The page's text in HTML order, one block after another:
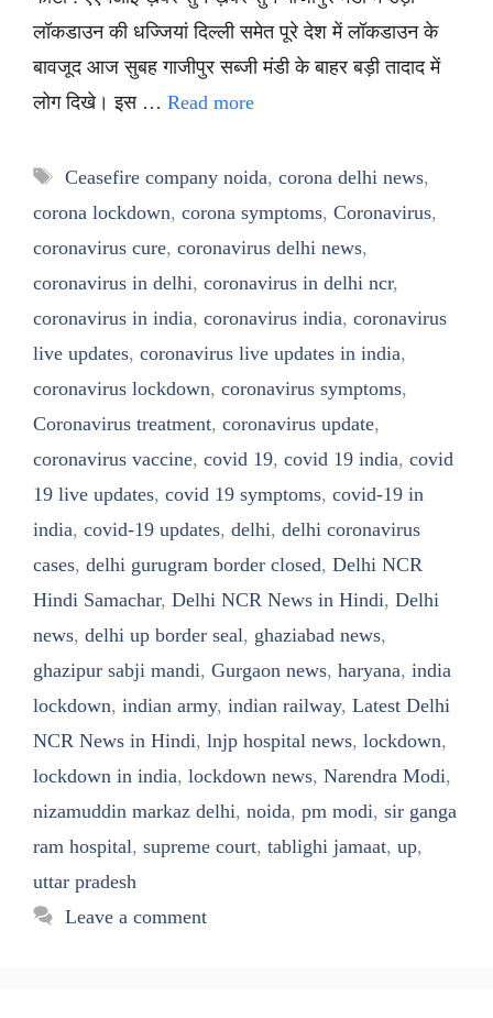
लॉकडाउन की धज्जियां दिल्ली समेत पूरे देश में लॉकडाउन के
बावजूद आज सुबह गाजीपुर सब्जी मंडी के बाहर बड़ी तादाद में
लोग दिखे। इस … Read more
Tags
Ceasefire company noida, corona delhi news,
corona lockdown, corona symptoms, Coronavirus,
coronavirus cure, coronavirus delhi news,
coronavirus in delhi, coronavirus in delhi ncr,
coronavirus in india, coronavirus india, coronavirus
live updates, coronavirus live updates in india,
coronavirus lockdown, coronavirus symptoms,
Coronavirus treatment, coronavirus update,
coronavirus vaccine, covid 19, covid 19 india, covid
19 live updates, covid 19 symptoms, covid-19 in
india, covid-19 updates, delhi, delhi coronavirus
cases, delhi gurugram border closed, Delhi NCR
Hindi Samachar, Delhi NCR News in Hindi, Delhi
news, delhi up border seal, ghaziabad news,
ghazipur sabji mandi, Gurgaon news, haryana, india
lockdown, indian army, indian railway, Latest Delhi
NCR News in Hindi, lnjp hospital news, lockdown,
lockdown in india, lockdown news, Narendra Modi,
nizamuddin markaz delhi, noida, pm modi, sir ganga
ram hospital, supreme court, tablighi jamaat, up,
uttar pradesh
Leave a comment